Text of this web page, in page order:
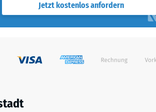
Jetzt kostenlos anfordern